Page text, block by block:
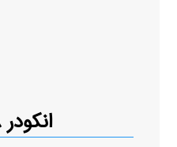
انکودر EH38